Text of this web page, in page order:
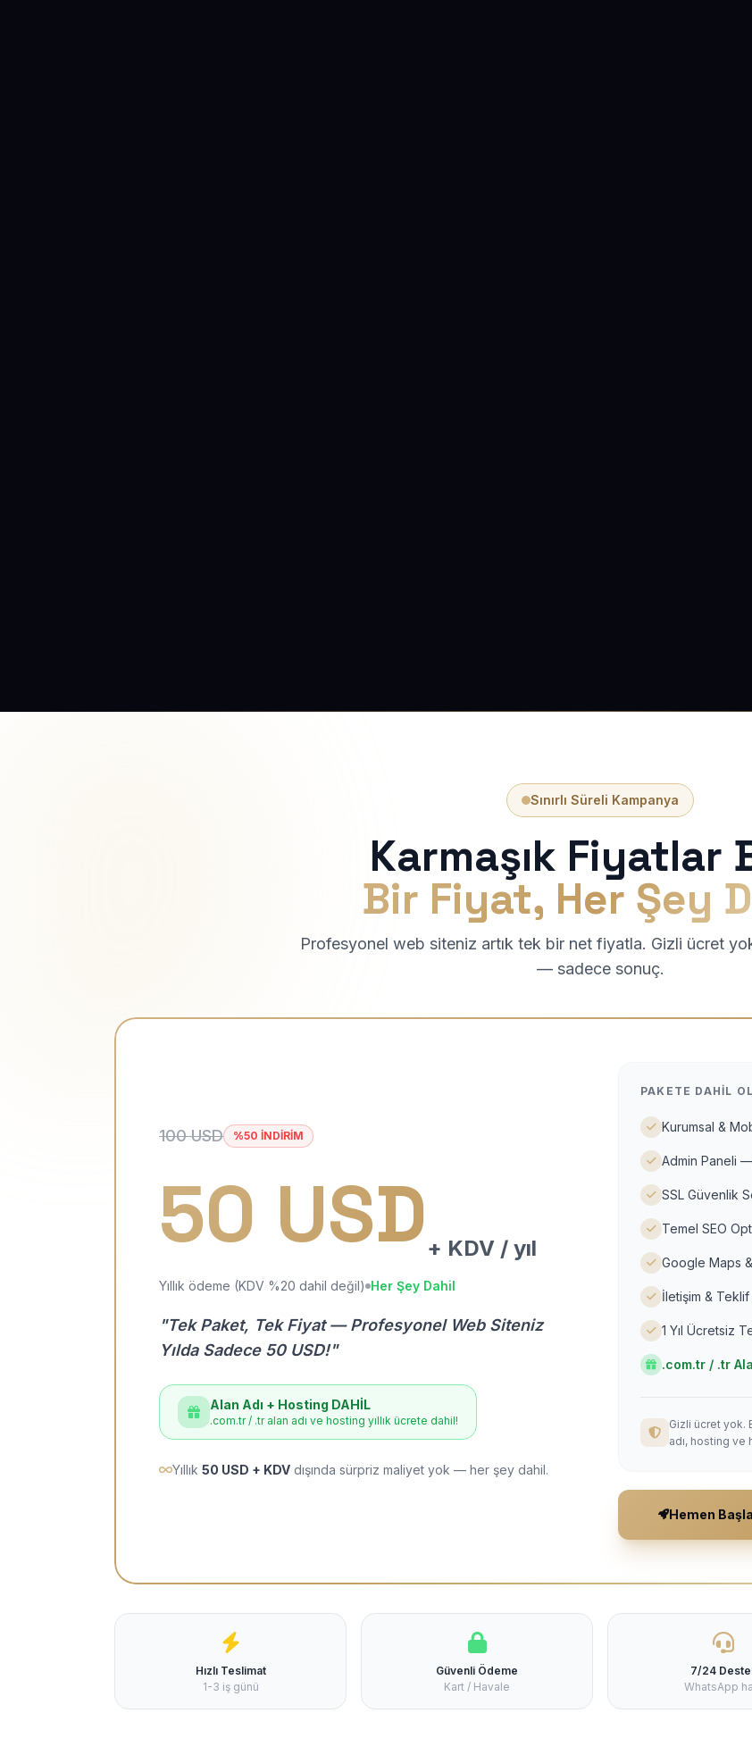
Sınırlı Süreli Kampanya
Karmaşık Fiyatlar
Bir Fiyat, Her Şey
Profesyonel web siteniz artık tek bir net fiyatla. Gizli ücret
— sadece sonuç.
100 USD %50 İNDİRİM
50 USD + KDV / yıl
Yıllık ödeme (KDV %20 dahil değil) Her Şey Dahil
"Tek Paket, Tek Fiyat — Profesyonel Web Siteniz
Yılda Sadece 50 USD!"
Alan Adı + Hosting DAHİL
.com.tr / .tr alan adı ve hosting yıllık ücrete dahil!
Yıllık 50 USD + KDV dışında sürpriz maliyet yok — her şey dahil.
PAKETE DAHIL
Kurumsal &
Admin Paneli
SSL Güvenlik
Temel SEO
Google Maps
İletişim & Teklif
1 Yıl Ücretsiz
.com.tr / .tr
Gizli ücret yok.
adı, hosting ve
Hemen
Hızlı Teslimat
1-3 iş günü
Güvenli Ödeme
Kart / Havale
7/24
WhatsApp